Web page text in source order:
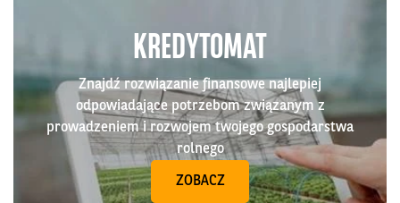
KREDYTOMAT
Znajdź rozwiązanie finansowe najlepiej
odpowiadające potrzebom związanym z
prowadzeniem i rozwojem twojego gospodarstwa
rolnego
ZOBACZ